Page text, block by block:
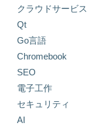
クラウドサービス
Qt
Go言語
Chromebook
SEO
電子工作
セキュリティ
AI